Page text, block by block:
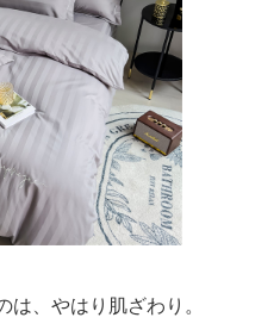
、やはり肌ざわり。